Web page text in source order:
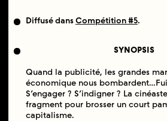
Diffusé dansCompétition #5.
SYNOPSIS
Quand la publicité, les grandes
économique nous
S’engager ? S’indigner ? La
fragment pour brosser un court
capitalisme.